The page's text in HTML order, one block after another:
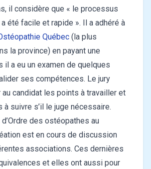
il considère que « le processus
a été facile et rapide ». Il a adhéré à
Québec (la plus
la province) en payant une
il a eu un examen de quelques
ses compétences. Le jury
candidat les points à travailler et
à suivre s’il le juge nécessaire.
d’Ordre des ostéopathes au
est en cours de discussion
associations. Ces dernières
et elles ont aussi pour